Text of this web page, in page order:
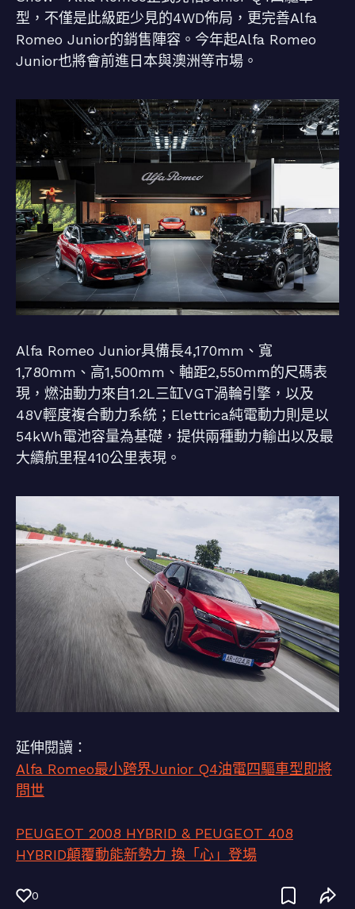
型，不僅是此級距少見的4WD佈局，更完善Alfa
Romeo Junior的銷售陣容。今年起Alfa Romeo
Junior也將會前進日本與澳洲等市場。
Alfa Romeo Junior具備長4,170mm、寬
1,780mm、高1,500mm、軸距2,550mm的尺碼表
現，燃油動力來自1.2L三缸VGT渦輪引擎，以及
48V輕度複合動力系統；Elettrica純電動力則是以
54kWh電池容量為基礎，提供兩種動力輸出以及最
大續航里程410公里表現。
延伸閱讀：
Alfa Romeo最小跨界Junior Q4油電四驅車型即將
問世
PEUGEOT 2008 HYBRID & PEUGEOT 408
HYBRID顛覆動能新勢力 換「心」登場
0